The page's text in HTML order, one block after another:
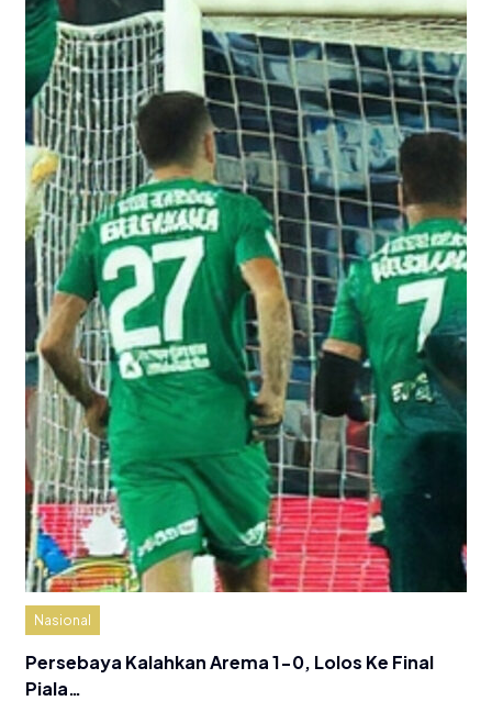
Nasional
Persebaya Kalahkan Arema 1-0, Lolos Ke Final
Piala…